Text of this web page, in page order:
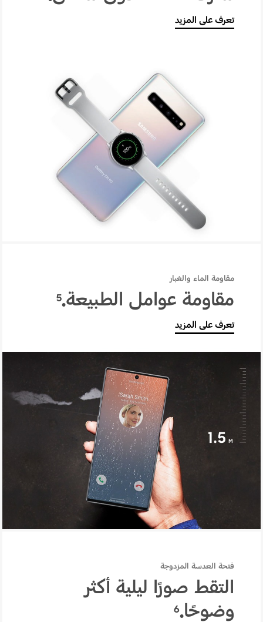
تعرف على المزيد
مقاومة الماء والغبار
مقاومة عوامل الطبيعة.5
تعرف على المزيد
فتحة العدسة المزدوجة
التقط صورًا ليلية أكثر
وضوحًا.6